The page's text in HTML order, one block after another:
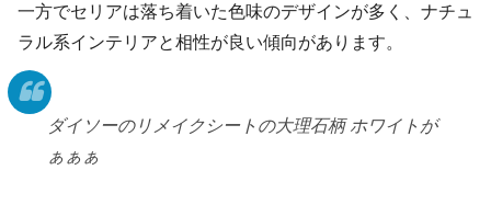
一方でセリアは落ち着いた色味のデザインが多く、ナチュ
ラル系インテリアと相性が良い傾向があります。
ダイソーのリメイクシートの大理石柄 ホワイトが
ぁぁぁ